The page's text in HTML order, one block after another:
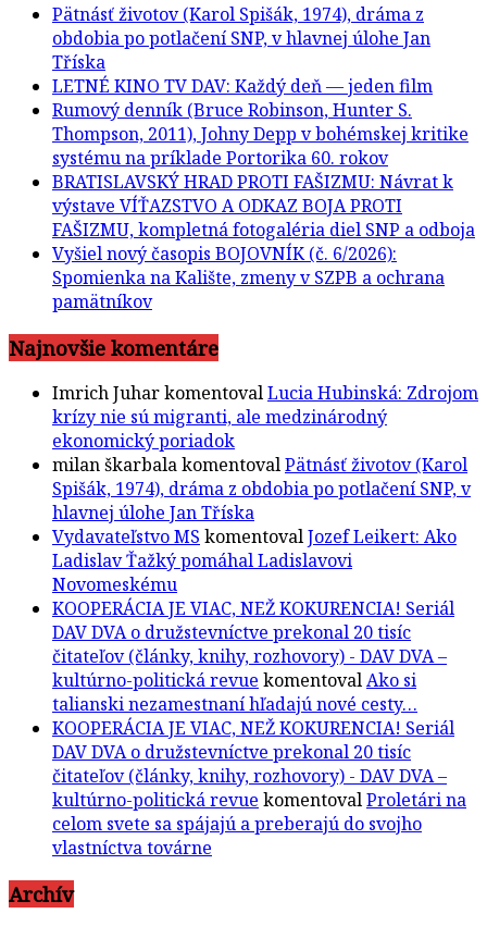
Pätnásť životov (Karol Spišák, 1974), dráma z
obdobia po potlačení SNP, v hlavnej úlohe Jan
Tříska
LETNÉ KINO TV DAV: Každý deň — jeden film
Rumový denník (Bruce Robinson, Hunter S.
Thompson, 2011), Johny Depp v bohémskej kritike
systému na príklade Portorika 60. rokov
BRATISLAVSKÝ HRAD PROTI FAŠIZMU: Návrat k
výstave VÍŤAZSTVO A ODKAZ BOJA PROTI
FAŠIZMU, kompletná fotogaléria diel SNP a odboja
Vyšiel nový časopis BOJOVNÍK (č. 6/2026):
Spomienka na Kalište, zmeny v SZPB a ochrana
pamätníkov
Najnovšie komentáre
Imrich JuharkomentovalLucia Hubinská: Zdrojom
krízy nie sú migranti, ale medzinárodný
ekonomický poriadok
milan škarbalakomentovalPätnásť životov (Karol
Spišák, 1974), dráma z obdobia po potlačení SNP, v
hlavnej úlohe Jan Tříska
Vydavateľstvo MS komentovalJozef Leikert: Ako
Ladislav Ťažký pomáhal Ladislavovi
Novomeskému
KOOPERÁCIA JE VIAC, NEŽ KOKURENCIA! Seriál
DAV DVA o družstevníctve prekonal 20 tisíc
čitateľov (články, knihy, rozhovory) - DAV DVA –
kultúrno-politická revue komentovalAko si
talianski nezamestnaní hľadajú nové cesty…
KOOPERÁCIA JE VIAC, NEŽ KOKURENCIA! Seriál
DAV DVA o družstevníctve prekonal 20 tisíc
čitateľov (články, knihy, rozhovory) - DAV DVA –
kultúrno-politická revue komentovalProletári na
celom svete sa spájajú a preberajú do svojho
vlastníctva továrne
Archív